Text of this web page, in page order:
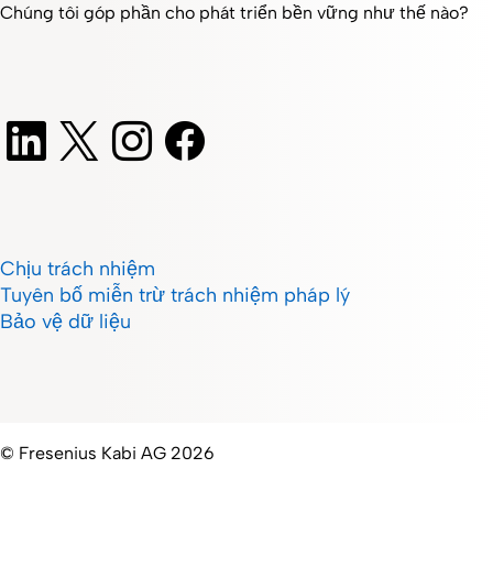
Chúng tôi góp phần cho phát triển bền vững như thế nào?
Chịu trách nhiệm
Tuyên bố miễn trừ trách nhiệm pháp lý
Bảo vệ dữ liệu
© Fresenius Kabi AG 2026